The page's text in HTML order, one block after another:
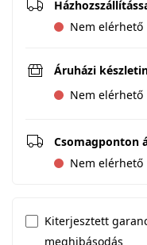
Nem elérhető
Áruházi
Nem elérhető
Csomagponton
Nem elérhető
Kiterjesztett
meghibásodás